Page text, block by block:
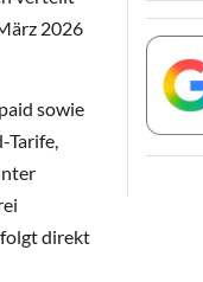
2026
sowie
Tarife,
direkt